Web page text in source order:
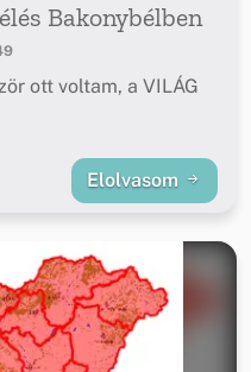
Bakonybélben
ott voltam, a VILÁG
Elolvasom